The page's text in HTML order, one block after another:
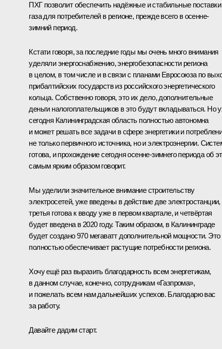
ПХГ позволит обеспечить надёжные и стабильные поставки
газа для потребителей в регионе, прежде всего в осенне-
зимний период.
Кстати говоря, за последние годы мы очень много внимания
уделяли энергоснабжению, энергобезопасности региона
в целом, в том числе и в связи с планами Евросоюза по
прибалтийских государств из российского энергетического
кольца. Собственно говоря, это их дело, дополнительные
деньги налогоплательщиков в это будут вкладываться. Но
сегодня Калининградская область полностью автономна
и может решать все задачи в сфере энергетики и
не только первичного источника, но и электроэнергии.
готова, и прохождение сегодня осенне-зимнего периода об
самым ярким образом говорит.
Мы уделили значительное внимание строительству
электросетей, уже введены в действие две электростанции,
третья готова к вводу уже в первом квартале, и четвёртая
будет введена в 2020 году. Таким образом, в Калининграде
будет создано 970 мегаватт дополнительной мощности. Это
полностью обеспечивает растущие потребности региона.
Хочу ещё раз выразить благодарность всем энергетикам,
в данном случае, конечно, сотрудникам «Газпрома»,
и пожелать всем нам дальнейших успехов. Благодарю вас
за работу.
Давайте дадим старт.